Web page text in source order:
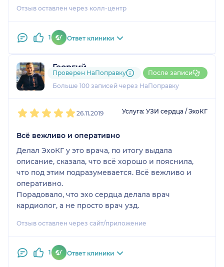
Отзыв оставлен через колл-центр
1 Ответ клиники
Георгий
38 отзывов и3 оценки
Больше 100 записей через НаПоправку
Проверен НаПоправку После записи
26.11.2019 Услуга: УЗИ сердца / ЭхоКГ
Всё вежливо и оперативно
Делал ЭхоКГ у это врача, по итогу выдала
описание, сказала, что всё хорошо и пояснила,
что под этим подразумевается. Всё вежливо и
оперативно.
Порадовало, что эхо сердца делала врач
кардиолог, а не просто врач узд.
Отзыв оставлен через сайт/приложение
1 Ответ клиники